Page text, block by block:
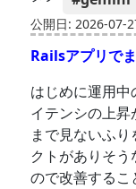
公開日: 2026-07-
Railsアプリで
はじめに運用
イテンシの上
まで見ないふ
クトがありそ
ので改善するこ